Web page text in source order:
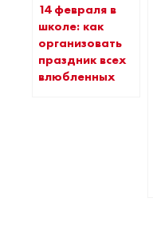
14 февраля в
школе: как
организовать
праздник всех
влюбленных